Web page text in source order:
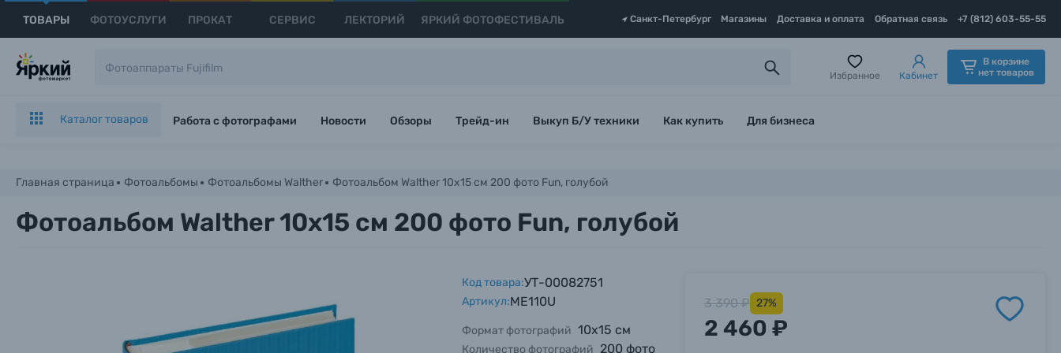
ТОВАРЫ ФОТОУСЛУГИ ПРОКАТ СЕРВИС ЛЕКТОРИЙ ЯРКИЙ ФОТОФЕСТИВАЛЬ Санкт-Петербург Магазины Доставка и оплата Обратная связь +7 (812) 603-55-55
Избранное Кабинет
В корзине
нет товаров
Каталог товаров Работа с фотографами Новости Обзоры Трейд-ин Выкуп Б/У техники Как купить Для бизнеса
Главная страница Фотоальбомы Фотоальбомы Walther Фотоальбом Walther 10x15 см 200 фото Fun, голубой
Фотоальбом Walther 10x15 см 200 фото Fun, голубой
Код товара:УТ-00082751
Артикул:ME110U
Формат фотографий 10х15 см
Количество фотографий 200 фото
3 390 ₽ 27%
2 460 ₽